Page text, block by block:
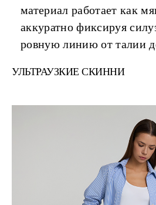
материал работает как
аккуратно фиксируя
ровную линию от талии
УЛЬТРАУЗКИЕ СКИННИ